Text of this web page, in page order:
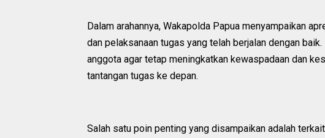
Dalam arahannya, Wakapolda Papua menyampaikan
dan pelaksanaan tugas yang telah berjalan dengan
anggota agar tetap meningkatkan kewaspadaan dan
tantangan tugas ke depan.
Salah satu poin penting yang disampaikan adalah